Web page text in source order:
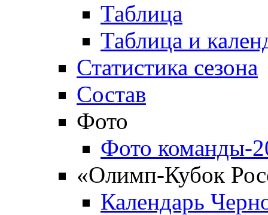
Таблица
Таблица и
Статистика сезона
Состав
Фото
Фото команды-
«Олимп-Кубок
Календарь